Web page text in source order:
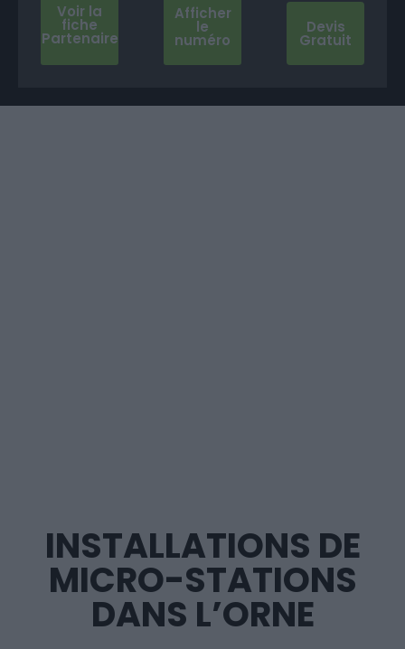
Voir la
fiche
Partenaire
Afficher
le
numéro
Devis
Gratuit
INSTALLATIONS DE
MICRO-STATIONS
DANS L’ORNE​